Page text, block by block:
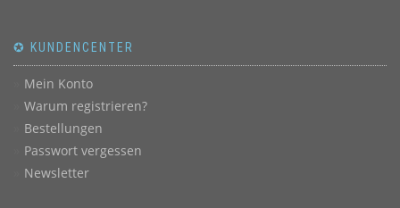
✪ KUNDENCENTER
Mein Konto
Warum registrieren?
Bestellungen
Passwort vergessen
Newsletter